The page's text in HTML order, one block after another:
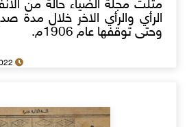
مثلت مجلة الضياء حالة من
وحتى توقفها عام 1906م.
24-11-2022